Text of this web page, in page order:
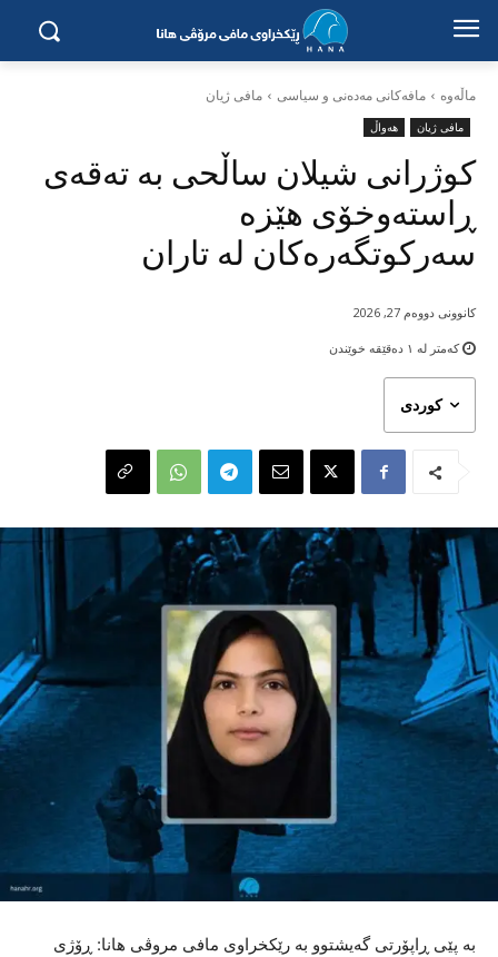
ماڵه‌وه‌ مافەکانی مەدەنی و سیاسی مافی ژیان
مافی ژیان هەواڵ
کوژرانی شیلان ساڵحی بە تەقەی
ڕاستەوخۆی هێزە
سەرکوتگەرەکان لە تاران
کوردی
کەمتر لە ١ دەقێقە خوێندن
کانوونی دووەم 27, 2026
بە پێی ڕاپۆرتی گەیشتوو بە رێکخراوی مافی مروڤی هانا: ڕۆژی